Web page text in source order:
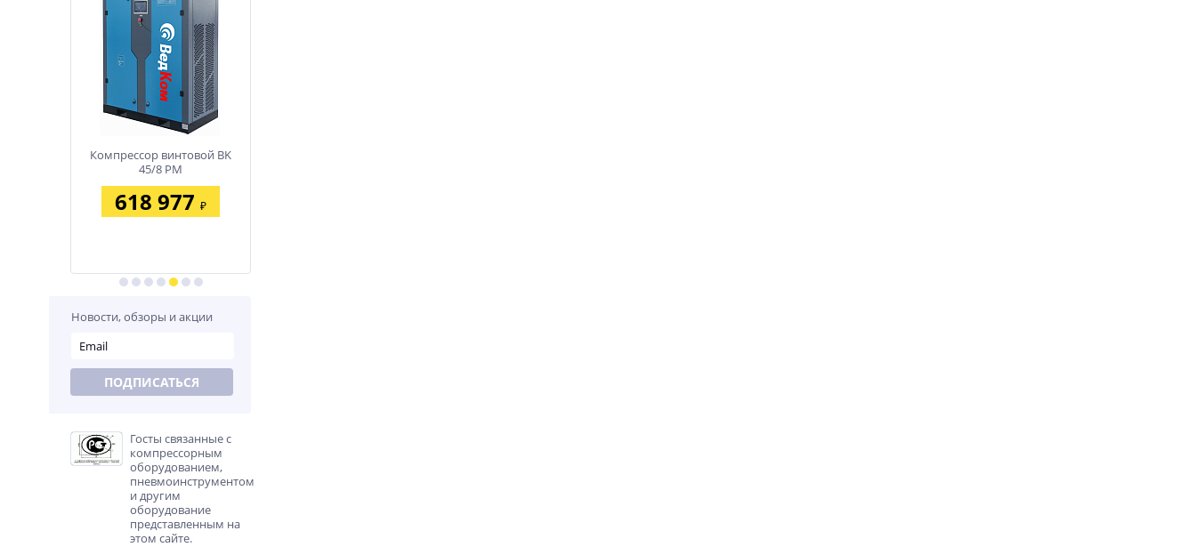
Компрессор винтовой BK
45/8 PM
618 977 ₽
Новости, обзоры и акции
ПОДПИСАТЬСЯ
Госты связанные с
компрессорным
оборудованием,
пневмоинструментом
и другим
оборудование
представленным на
этом сайте.